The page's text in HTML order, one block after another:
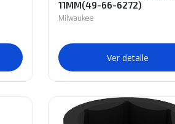
11MM(49-66-6272)
Milwaukee
Ver detalle